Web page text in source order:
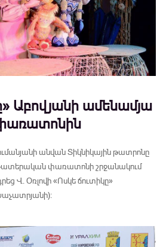
Աբովյանի ամենամյա
անվան Տիկնիկային թատրոնը
փառատոնի շրջանակում
Վ. Օռլովի «Ոսկե ճուտիկը»